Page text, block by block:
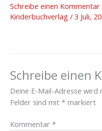
Schreibe einen Kommentar
Kinderbuchverlag / 3 Juli,
Schreibe einen
Deine E-Mail-Adresse
Felder sind mit * markiert
Kommentar *